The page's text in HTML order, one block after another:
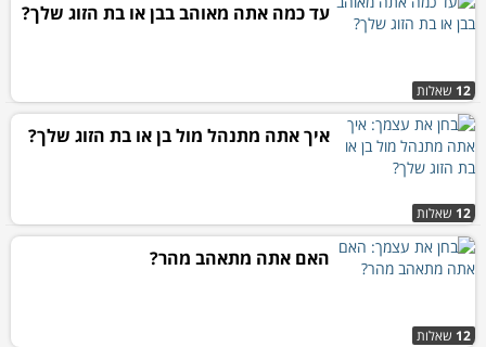
12 שאלות
עד כמה אתה מאוהב בבן או בת הזוג שלך?
12 שאלות
איך אתה מתנהל מול בן או בת הזוג שלך?
12 שאלות
האם אתה מתאהב מהר?